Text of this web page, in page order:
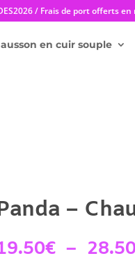
/ Frais de port offerts
en cuir souple
–
€ –